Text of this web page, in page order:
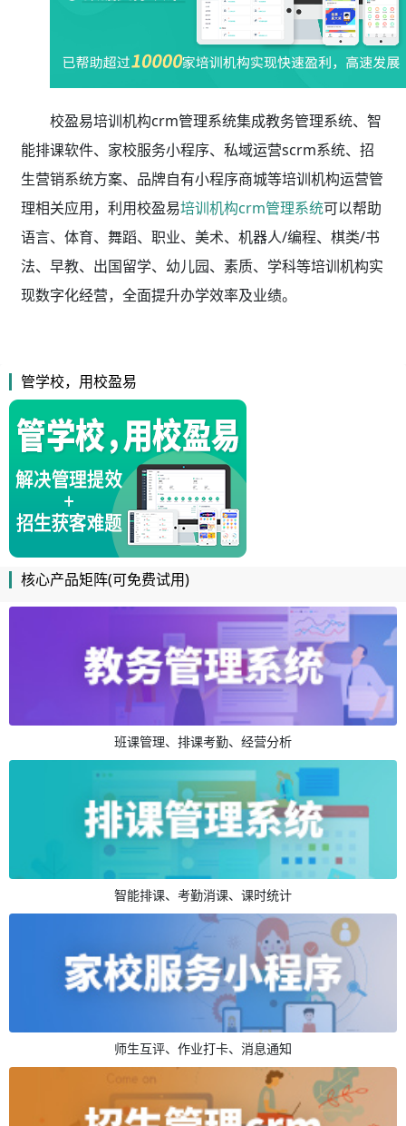
校盈易培训机构crm管理系统集成教务管理系统、智
能排课软件、家校服务小程序、私域运营scrm系统、招
生营销系统方案、品牌自有小程序商城等培训机构运营管
理相关应用，利用校盈易培训机构crm管理系统可以帮助
语言、体育、舞蹈、职业、美术、机器人/编程、棋类/书
法、早教、出国留学、幼儿园、素质、学科等培训机构实
现数字化经营，全面提升办学效率及业绩。
管学校，用校盈易
核心产品矩阵(可免费试用)
班课管理、排课考勤、经营分析
智能排课、考勤消课、课时统计
师生互评、作业打卡、消息通知